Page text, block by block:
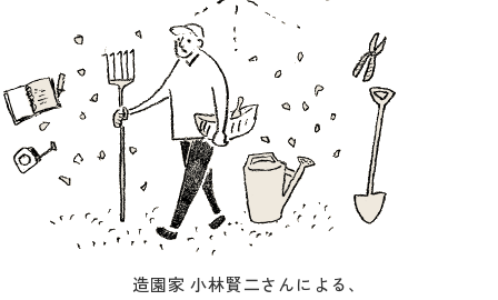
造園家 小林賢二さんによる、